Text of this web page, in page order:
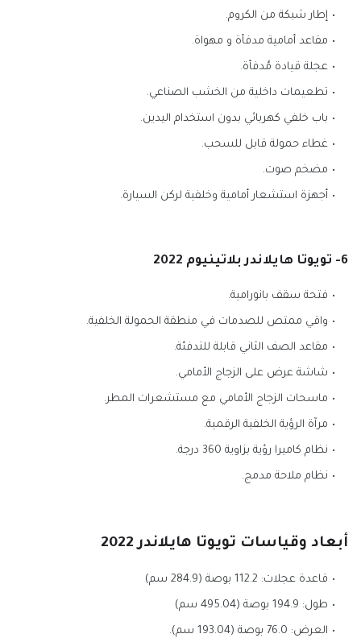
إطار شبكة من الكروم.
مقاعد أمامية مدفأة و مهواة.
عجلة قيادة مُدفأة.
تطعيمات داخلية من الخشب الصناعي.
باب خلفي كهربائي بدون استخدام اليدين.
غطاء حمولة قابل للسحب.
مضخم صوت.
أجهزة استشعار أمامية وخلفية لركن السيارة.
6- تويوتا هايلاندر بلاتينيوم 2022
فتحة سقف بانورامية.
واقي ممتص للصدمات في منطقة الحمولة الخلفية.
مقاعد الصف الثاني قابلة للتدفئة.
شاشة عرض على الزجاج الأمامي.
ماسحات الزجاج الأمامي مع مستشعرات المطر.
مرآة الرؤية الخلفية الرقمية.
نظام كاميرا رؤية بزاوية 360 درجة.
نظام ملاحة مدمج.
أبعاد وقياسات تويوتا هايلاندر 2022
قاعدة عجلات: 112.2 بوصة (284.9 سم)
طول: 194.9 بوصة (495.04 سم)
العرض: 76.0 بوصة (193.04 سم).